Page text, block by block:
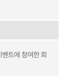
트에 참여한 회